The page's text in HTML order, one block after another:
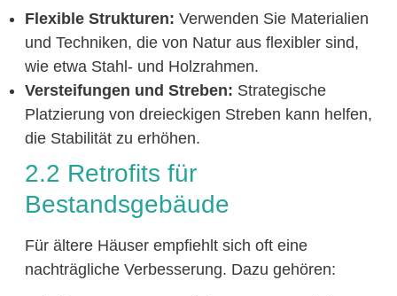
Flexible Strukturen: Verwenden Sie Materialien
und Techniken, die von Natur aus flexibler sind,
wie etwa Stahl- und Holzrahmen.
Versteifungen und Streben: Strategische
Platzierung von dreieckigen Streben kann helfen,
die Stabilität zu erhöhen.
2.2 Retrofits für
Bestandsgebäude
Für ältere Häuser empfiehlt sich oft eine
nachträgliche Verbesserung. Dazu gehören: